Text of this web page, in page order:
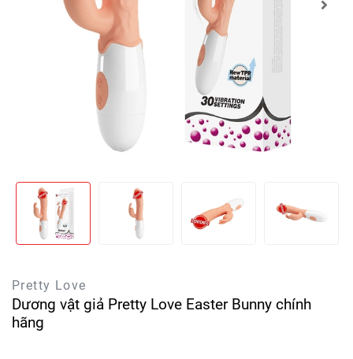
Pretty Love
Dương vật giả Pretty Love Easter Bunny chính
hãng